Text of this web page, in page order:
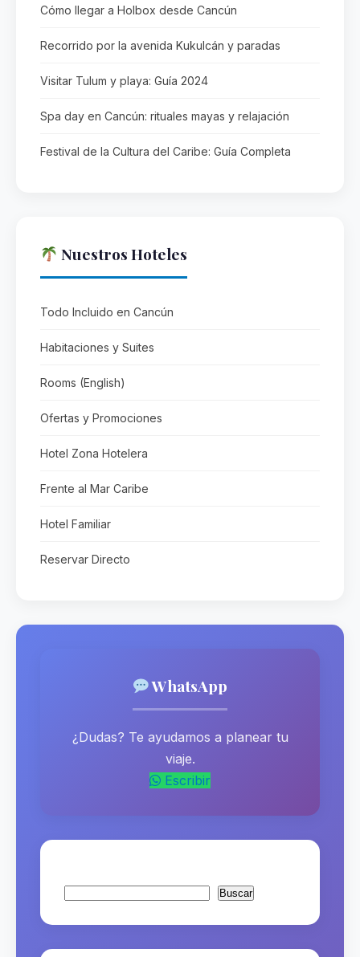
Cómo llegar a Holbox desde Cancún
Recorrido por la avenida Kukulcán y paradas
Visitar Tulum y playa: Guía 2024
Spa day en Cancún: rituales mayas y relajación
Festival de la Cultura del Caribe: Guía Completa
Nuestros Hoteles
Todo Incluido en Cancún
Habitaciones y Suites
Rooms (English)
Ofertas y Promociones
Hotel Zona Hotelera
Frente al Mar Caribe
Hotel Familiar
Reservar Directo
WhatsApp
¿Dudas? Te ayudamos a planear tu
viaje.
Escribir
Buscar